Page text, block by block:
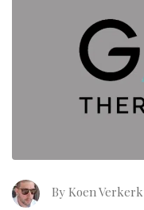
By Koen Verkerk